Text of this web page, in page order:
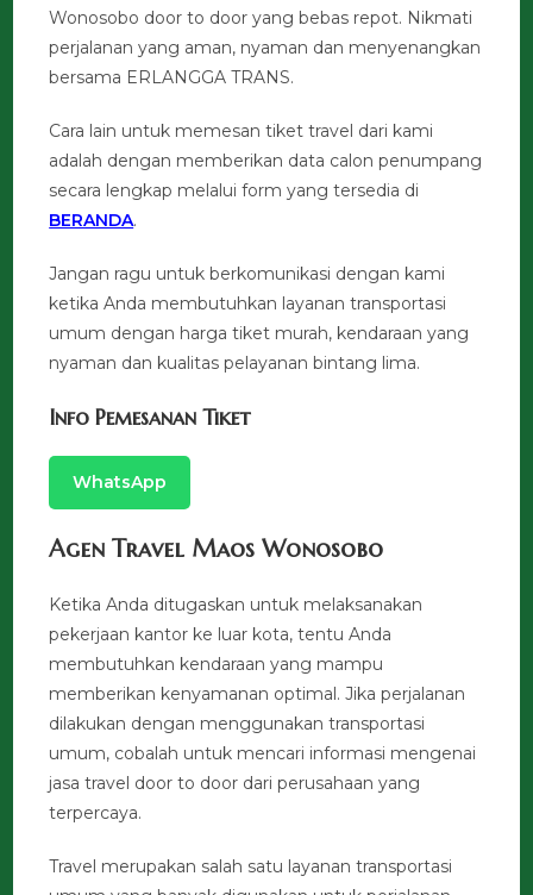
Wonosobo door to door yang bebas repot. Nikmati
perjalanan yang aman, nyaman dan menyenangkan
bersama ERLANGGA TRANS.
Cara lain untuk memesan tiket travel dari kami
adalah dengan memberikan data calon penumpang
secara lengkap melalui form yang tersedia di
BERANDA.
Jangan ragu untuk berkomunikasi dengan kami
ketika Anda membutuhkan layanan transportasi
umum dengan harga tiket murah, kendaraan yang
nyaman dan kualitas pelayanan bintang lima.
Info Pemesanan Tiket
WhatsApp
Agen Travel Maos Wonosobo
Ketika Anda ditugaskan untuk melaksanakan
pekerjaan kantor ke luar kota, tentu Anda
membutuhkan kendaraan yang mampu
memberikan kenyamanan optimal. Jika perjalanan
dilakukan dengan menggunakan transportasi
umum, cobalah untuk mencari informasi mengenai
jasa travel door to door dari perusahaan yang
terpercaya.
Travel merupakan salah satu layanan transportasi